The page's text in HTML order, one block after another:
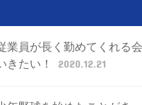
業員が長く勤めてくれる
きたい！
2020.12.21